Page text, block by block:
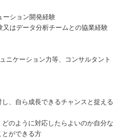
ーション開発経験
はデータ分析チームとの協業経験
ニケーション力等、コンサルタント
、自ら成長できるチャンスと捉える
のように対応したらよいのか自分な
とができる方